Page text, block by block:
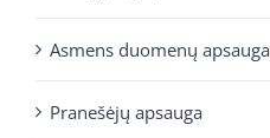
Asmens duomenų apsauga
Pranešėjų apsauga